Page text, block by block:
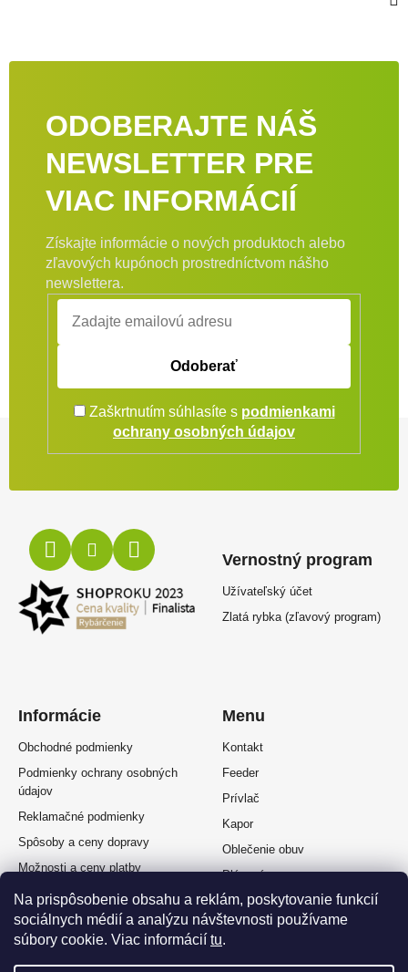
Na prispôsobenie obsahu a reklám, poskytovanie funkcií
sociálnych médií a analýzu návštevnosti používame
súbory cookie. Viac informácií tu.
ODOBERAJTE NÁŠ
NEWSLETTER PRE
VIAC INFORMÁCIÍ
Získajte informácie o nových produktoch alebo
zľavových kupónoch prostredníctvom nášho
newslettera.
Odoberať
Zaškrtnutím súhlasíte s podmienkami
ochrany osobných údajov
Informácie
Obchodné podmienky
Podmienky ochrany osobných
údajov
Reklamačné podmienky
Spôsoby a ceny dopravy
Možnosti a ceny platby
Splátkový predaj
Odstúpenie od zmluvy
Vernostný program
Užívateľský účet
Zlatá rybka (zľavový program)
Menu
Kontakt
Feeder
Prívlač
Kapor
Oblečenie obuv
Plávaná
Muškárina